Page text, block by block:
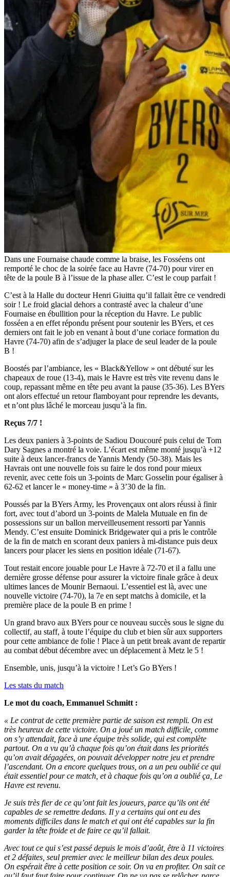
Dans une Fournaise chaude comme la braise, les Fosséens ont
remporté le choc de la soirée face au Havre (74-70) pour virer en
tête de la poule B à l’issue de la phase aller. C’est le coup parfait !
C’est à la Halle du docteur Henri Giuitta qu’il fallait être ce vendredi
soir ! Le froid glacial dehors a contrasté avec la chaleur d’une
Fournaise en ébullition pour la réception du Havre. Le public
fosséen a en effet répondu présent pour soutenir les BYers, et ces
derniers ont fait le job en venant à bout d’une coriace formation du
Havre (74-70) afin de s’adjuger la place de seul leader de la poule
B !
Boostés par l’ambiance, les « Black&Yellow » ont débuté sur les
chapeaux de roue (13-4), mais le Havre est très vite revenu dans le
coup, repassant même en tête peu avant la pause (35-36). Les BYers
ont alors effectué un retour flamboyant pour reprendre les devants,
et n’ont plus lâché le morceau jusqu’à la fin.
Reçus 7/7 !
Les deux paniers à 3-points de Sadiou Doucouré puis celui de Tom
Dary Sagnes a montré la voie. L’écart est même monté jusqu’à +12
suite à deux lancer-francs de Yannis Mendy (50-38). Mais les
Havrais ont une nouvelle fois su faire le dos rond pour mieux
revenir, avec cette fois un 3-points de Marc Gosselin pour égaliser à
62-62 et lancer le « money-time » à 3’30 de la fin.
Poussés par la BYers Army, les Provençaux ont alors réussi à finir
fort, avec tout d’abord un 3-points de Malela Mutuale en fin de
possessions sur un ballon merveilleusement ressorti par Yannis
Mendy. C’est ensuite Dominick Bridgewater qui a pris le contrôle
de la fin de match en scorant deux paniers à mi-distance puis deux
lancers pour placer les siens en position idéale (71-67).
Tout restait encore jouable pour Le Havre à 72-70 et il a fallu une
dernière grosse défense pour assurer la victoire finale grâce à deux
ultimes lances de Mounir Bernaoui. L’essentiel est là, avec une
nouvelle victoire (74-70), la 7e en sept matchs à domicile, et la
première place de la poule B en prime !
Un grand bravo aux BYers pour ce nouveau succès sous le signe du
collectif, au staff, à toute l’équipe du club et bien sûr aux supporters
pour cette ambiance de folie ! Place à un petit break avant de repartir
au combat début décembre avec un déplacement à Metz le 5 !
Ensemble, unis, jusqu’à la victoire ! Let’s Go BYers !
Les stats du match
Le mot du coach, Emmanuel Schmitt :
« Le contrat de cette première partie de saison est rempli. On est
très heureux de cette victoire. On a joué un match difficile, comme
on s’y attendait, face à une équipe très solide, qui est complète
partout. On a vu qu’à chaque fois qu’on était dans les priorités
qu’on avait dégagées, on pouvait développer notre jeu et prendre
l’ascendant. On a encore quelques trous, on a un peu oublié ce qui
était essentiel pour ce match, et à chaque fois qu’on a oublié ça, Le
Havre est revenu.
Je suis très fier de ce qu’ont fait les joueurs, parce qu’ils ont été
capables de se remettre dedans. Il y a certains qui ont eu des
moments difficiles dans le match et qui ont été capables sur la fin
garder la tête froide et de faire ce qu’il fallait.
Avec tout ce qui s’est passé depuis le mois d’août, être à 11 victoires
et 2 défaites, seul premier avec le meilleur bilan des deux poules.
On espérait être à cette position ce soir. On va en profiter. On sait ce